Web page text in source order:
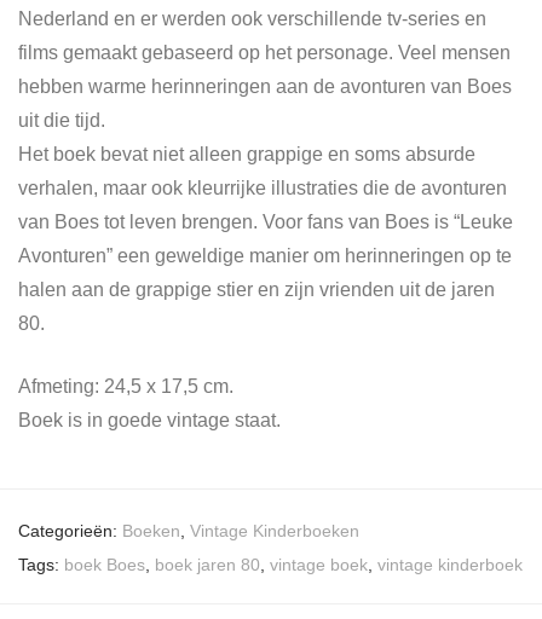
Nederland en er werden ook verschillende tv-series en
films gemaakt gebaseerd op het personage. Veel mensen
hebben warme herinneringen aan de avonturen van Boes
uit die tijd.
Het boek bevat niet alleen grappige en soms absurde
verhalen, maar ook kleurrijke illustraties die de avonturen
van Boes tot leven brengen. Voor fans van Boes is “Leuke
Avonturen” een geweldige manier om herinneringen op te
halen aan de grappige stier en zijn vrienden uit de jaren
80.
Afmeting: 24,5 x 17,5 cm.
Boek is in goede vintage staat.
Categorieën: Boeken Vintage Kinderboeken
Tags: boek Boes boek jaren 80 vintage boek vintage kinderboek